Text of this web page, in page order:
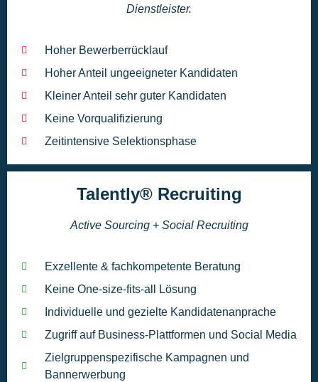
Dienstleister.
Hoher Bewerberrücklauf
Hoher Anteil ungeeigneter Kandidaten
Kleiner Anteil sehr guter Kandidaten
Keine Vorqualifizierung
Zeitintensive Selektionsphase
Talently® Recruiting
Active Sourcing + Social Recruiting
Exzellente & fachkompetente Beratung
Keine One-size-fits-all Lösung​
Individuelle und gezielte Kandidatenanprache
Zugriff auf Business-Plattformen und Social Media
Zielgruppenspezifische Kampagnen und
Bannerwerbung